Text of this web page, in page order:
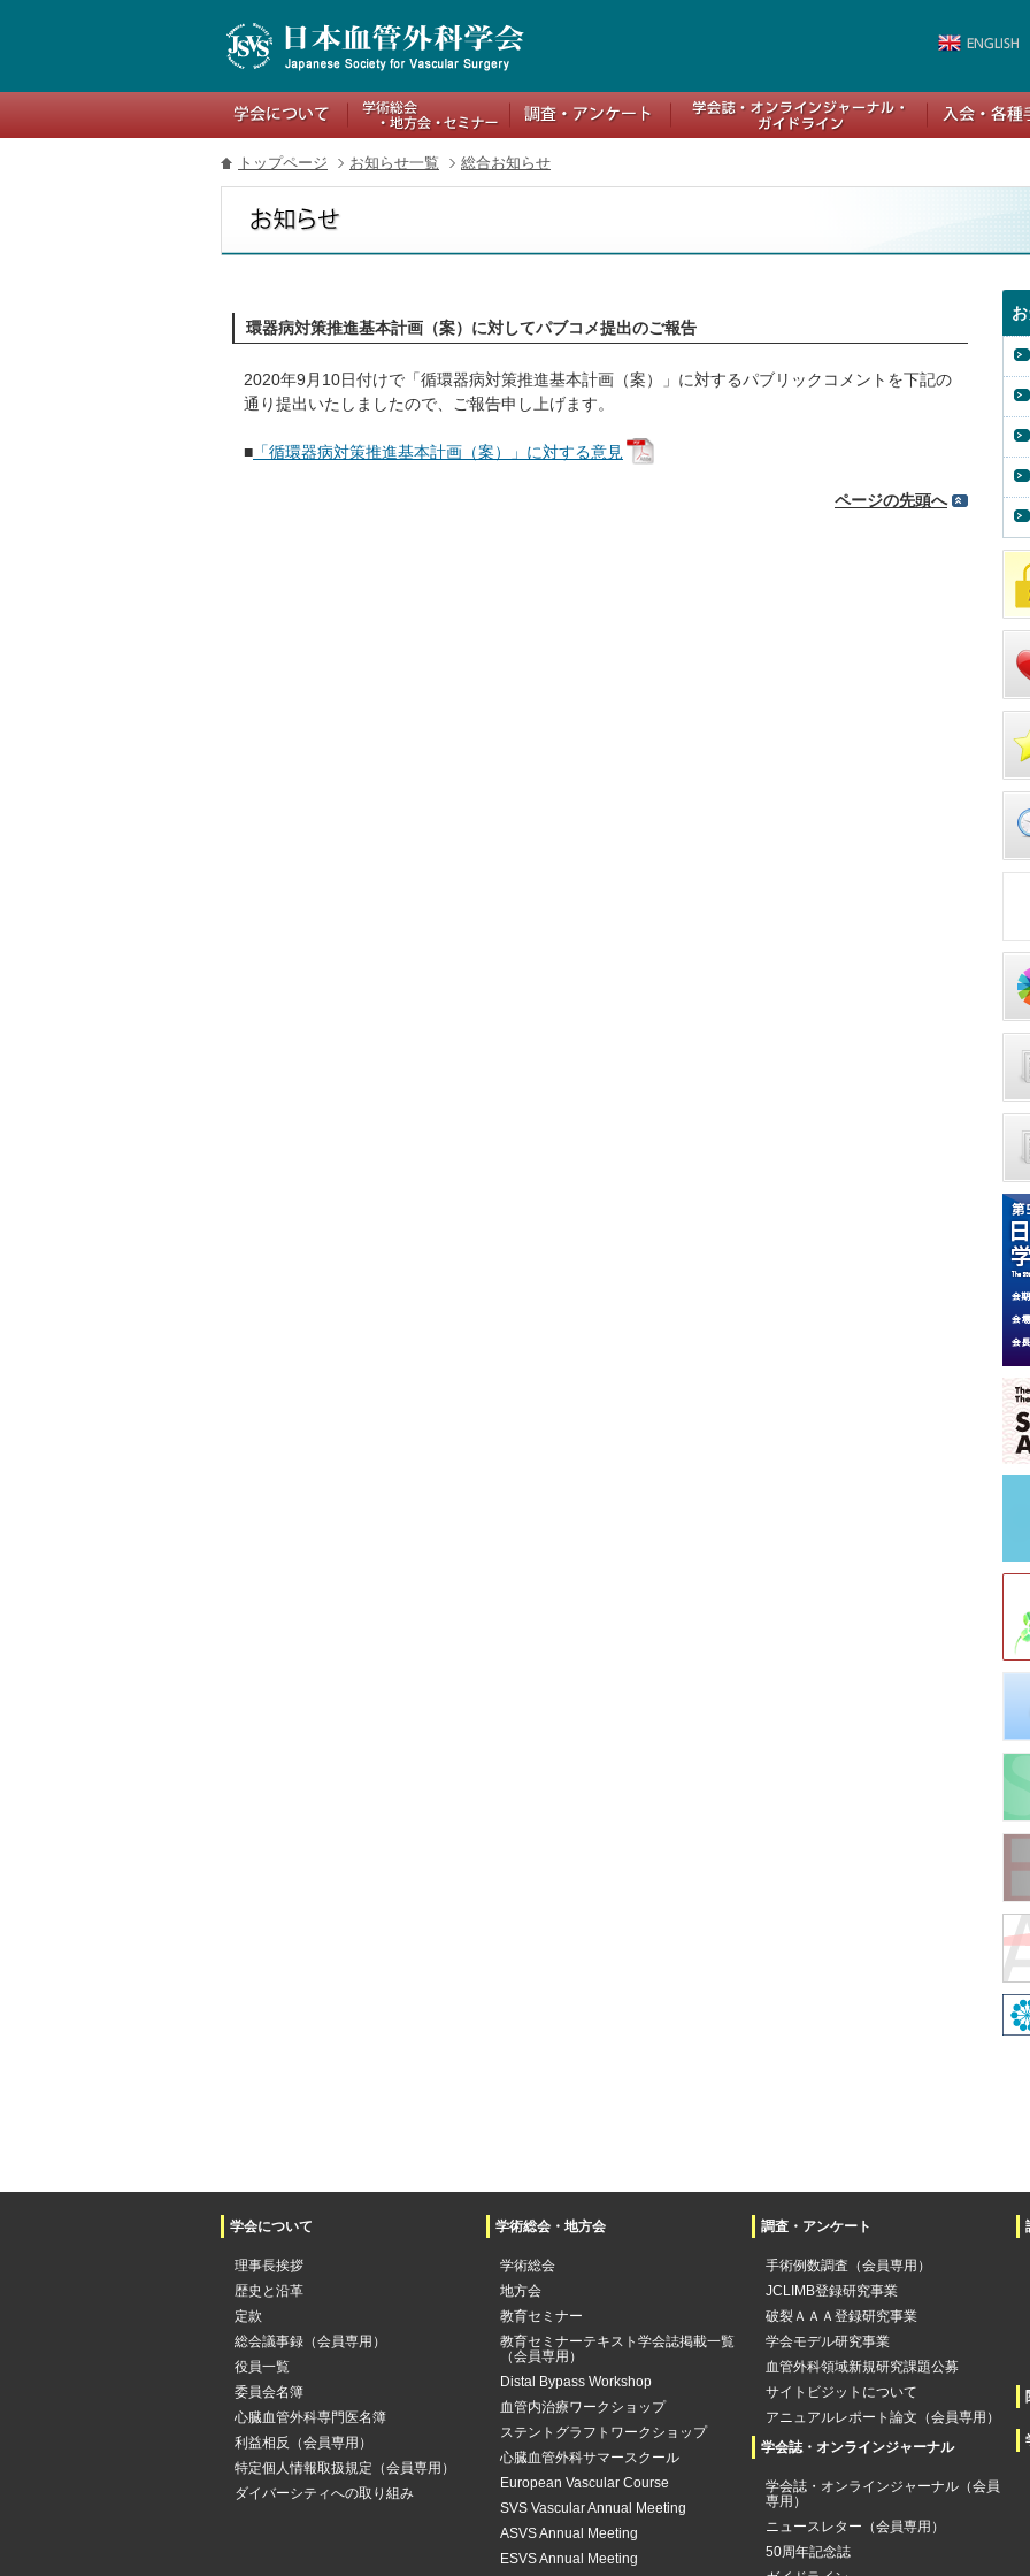
トップページ お知らせ一覧 総合お知らせ
環器病対策推進基本計画（案）に対してパブコメ提出のご報告
2020年9月10日付けで「循環器病対策推進基本計画（案）」に対するパブリックコメントを下記の
通り提出いたしましたので、ご報告申し上げます。
■ 「循環器病対策推進基本計画（案）」に対する意見
ページの先頭へ
学会について
理事長挨拶
歴史と沿革
定款
総会議事録（会員専用）
役員一覧
委員会名簿
心臓血管外科専門医名簿
利益相反（会員専用）
特定個人情報取扱規定（会員専用）
ダイバーシティへの取り組み
学術総会・地方会
学術総会
地方会
教育セミナー
教育セミナーテキスト学会誌掲載一覧
（会員専用）
Distal Bypass Workshop
血管内治療ワークショップ
ステントグラフトワークショップ
心臓血管外科サマースクール
European Vascular Course
SVS Vascular Annual Meeting
ASVS Annual Meeting
ESVS Annual Meeting
調査・アンケート
手術例数調査（会員専用）
JCLIMB登録研究事業
破裂ＡＡＡ登録研究事業
学会モデル研究事業
血管外科領域新規研究課題公募
サイトビジットについて
アニュアルレポート論文（会員専用）
学会誌・オンラインジャーナル
学会誌・オンラインジャーナル（会員
専用）
ニュースレター（会員専用）
50周年記念誌